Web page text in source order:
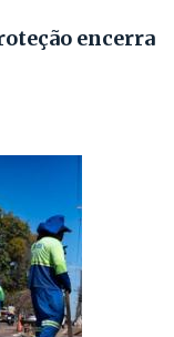
encerra